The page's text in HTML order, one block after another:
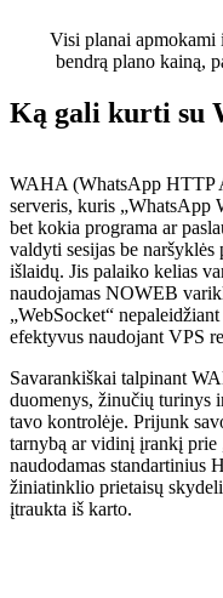
Visi planai apmokami
bendrą plano kainą,
Ką gali kurti su
WAHA (WhatsApp HTTP
serveris, kuris „WhatsApp
bet kokia programa ar
valdyti sesijas be
išlaidų. Jis palaiko kelias
naudojamas NOWEB
„WebSocket“
efektyvus naudojant VPS
Savarankiškai talpinant
duomenys, žinučių turinys
tavo kontrolėje. Prijunk
tarnybą ar vidinį įrankį prie
naudodamas standartinius
žiniatinklio prietaisų
įtraukta iš karto.